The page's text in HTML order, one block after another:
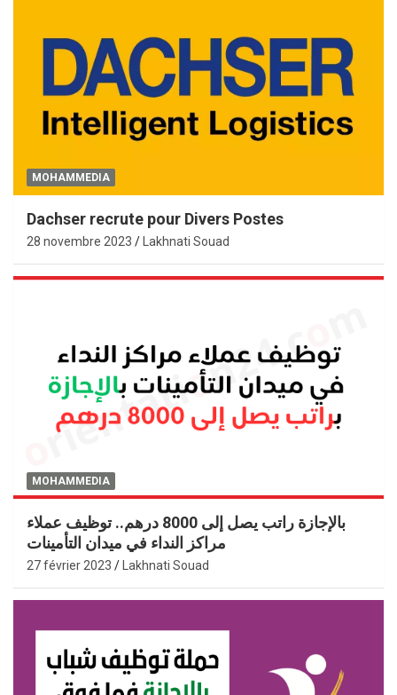
MOHAMMEDIA
Dachser recrute pour Divers Postes
28 novembre 2023 Lakhnati Souad
MOHAMMEDIA
بالإجازة راتب يصل إلى 8000 درهم.. توظيف عملاء
مراكز النداء في ميدان التأمينات
27 février 2023 Lakhnati Souad